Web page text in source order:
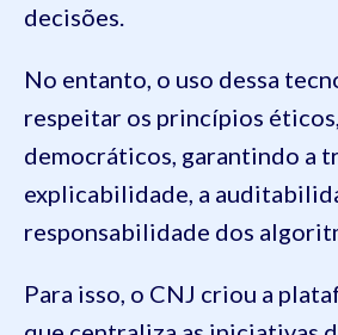
decisões.
No entanto, o uso dessa
respeitar os princípios
democráticos, garantindo a
explicabilidade, a
responsabilidade dos
Para isso, o CNJ criou a